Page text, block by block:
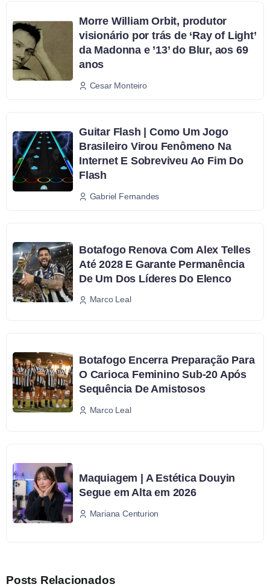
Morre William Orbit, produtor
visionário por trás de ‘Ray of Light’
da Madonna e ’13’ do Blur, aos 69
anos
Cesar Monteiro
Guitar Flash | Como Um Jogo
Brasileiro Virou Fenômeno Na
Internet E Sobreviveu Ao Fim Do
Flash
Gabriel Fernandes
Botafogo Renova Com Alex Telles
Até 2028 E Garante Permanência
De Um Dos Líderes Do Elenco
Marco Leal
Botafogo Encerra Preparação Para
O Carioca Feminino Sub-20 Após
Sequência De Amistosos
Marco Leal
Maquiagem | A Estética Douyin
Segue em Alta em 2026
Mariana Centurion
Posts Relacionados